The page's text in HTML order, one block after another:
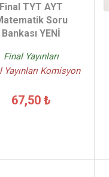
Final TYT AYT
Soru
Bankası YENİ
Final Yayınları
Yayınları Komisyon
67,50 ₺